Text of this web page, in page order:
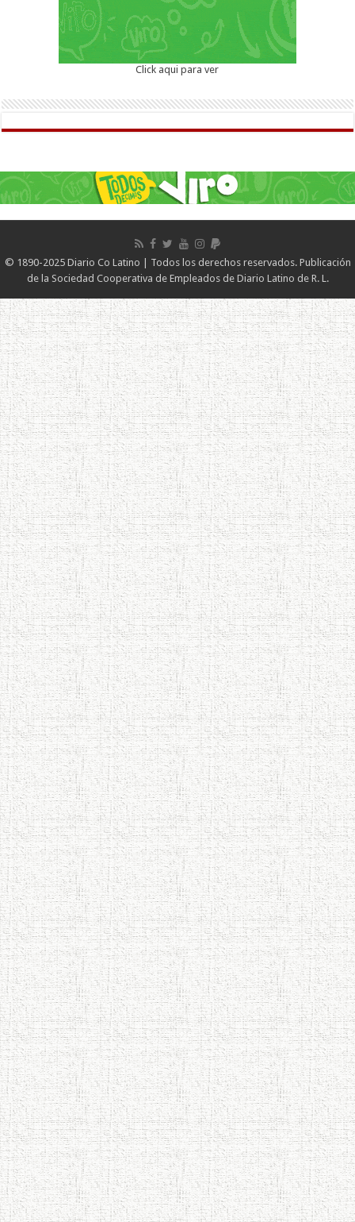
Click aqui para ver
© 1890-2025 Diario Co Latino | Todos los derechos reservados. Publicación
de la Sociedad Cooperativa de Empleados de Diario Latino de R. L.